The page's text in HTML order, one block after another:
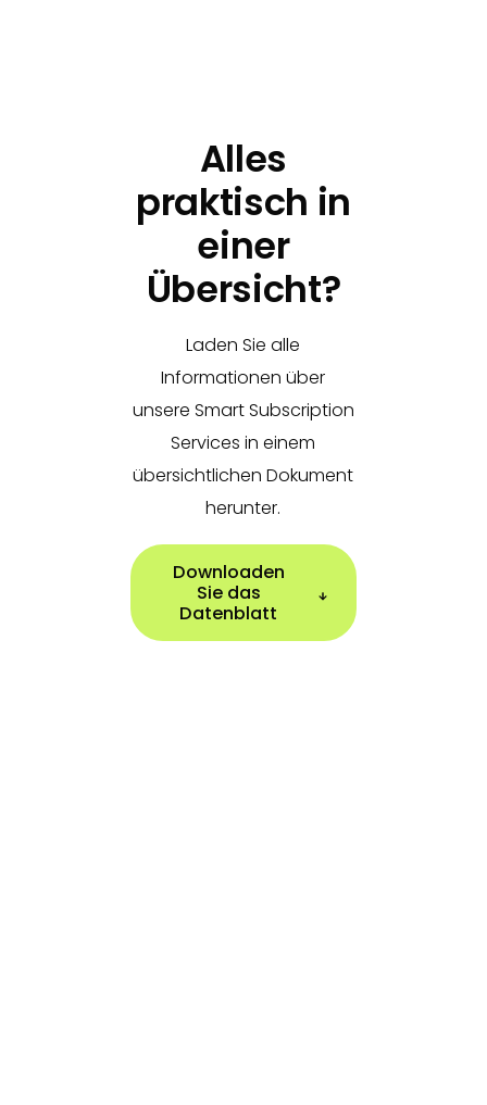
Alles
praktisch in
einer
Übersicht?
Laden Sie alle
Informationen über
unsere Smart Subscription
Services in einem
übersichtlichen Dokument
herunter.
Downloaden
Sie das
Datenblatt